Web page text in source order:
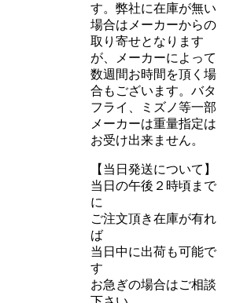
す。弊社に在庫が無い
場合はメーカーからの
取り寄せとなります
が、メーカーによって
数週間お時間を頂く場
合もございます。バタ
フライ、ミズノ等一部
メーカーは重量指定は
お受け出来ません。
【当日発送について】
当日の午後２時頃まで
に
ご注文頂き在庫が有れ
ば
当日中に出荷も可能で
す
お急ぎの場合はご相談